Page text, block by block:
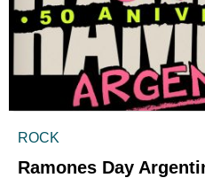
ROCK
Ramones Day